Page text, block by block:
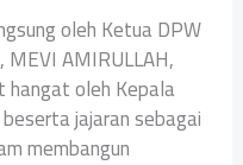
oleh Ketua DPW
AMIRULLAH,
hangat oleh Kepala
jajaran sebagai
membangun